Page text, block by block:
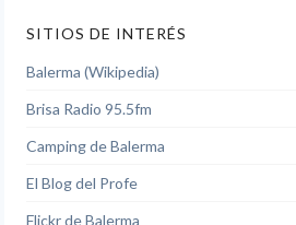
SITIOS DE INTERÉS
Balerma (Wikipedia)
Brisa Radio 95.5fm
Camping de Balerma
El Blog del Profe
Flickr de Balerma